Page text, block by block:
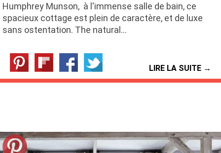
Humphrey Munson, à l'immense salle de bain, ce
spacieux cottage est plein de caractère, et de luxe
sans ostentation. The natural…
LIRE LA SUITE →